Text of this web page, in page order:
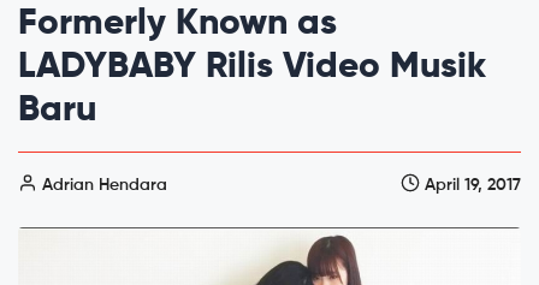
Formerly Known as
LADYBABY Rilis Video Musik
Baru
Adrian Hendara April 19, 2017